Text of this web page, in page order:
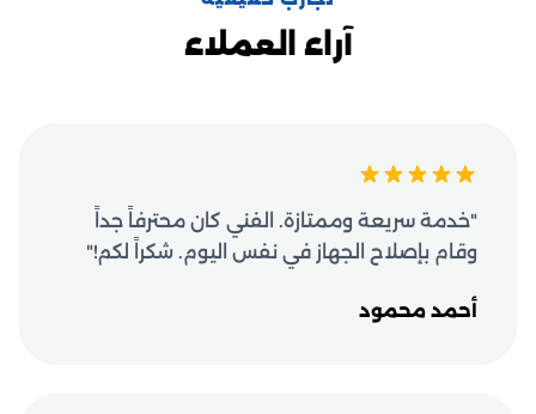
آراء العملاء
"خدمة سريعة وممتازة. الفني كان محترفاً جداً
وقام بإصلاح الجهاز في نفس اليوم. شكراً لكم!"
أحمد محمود